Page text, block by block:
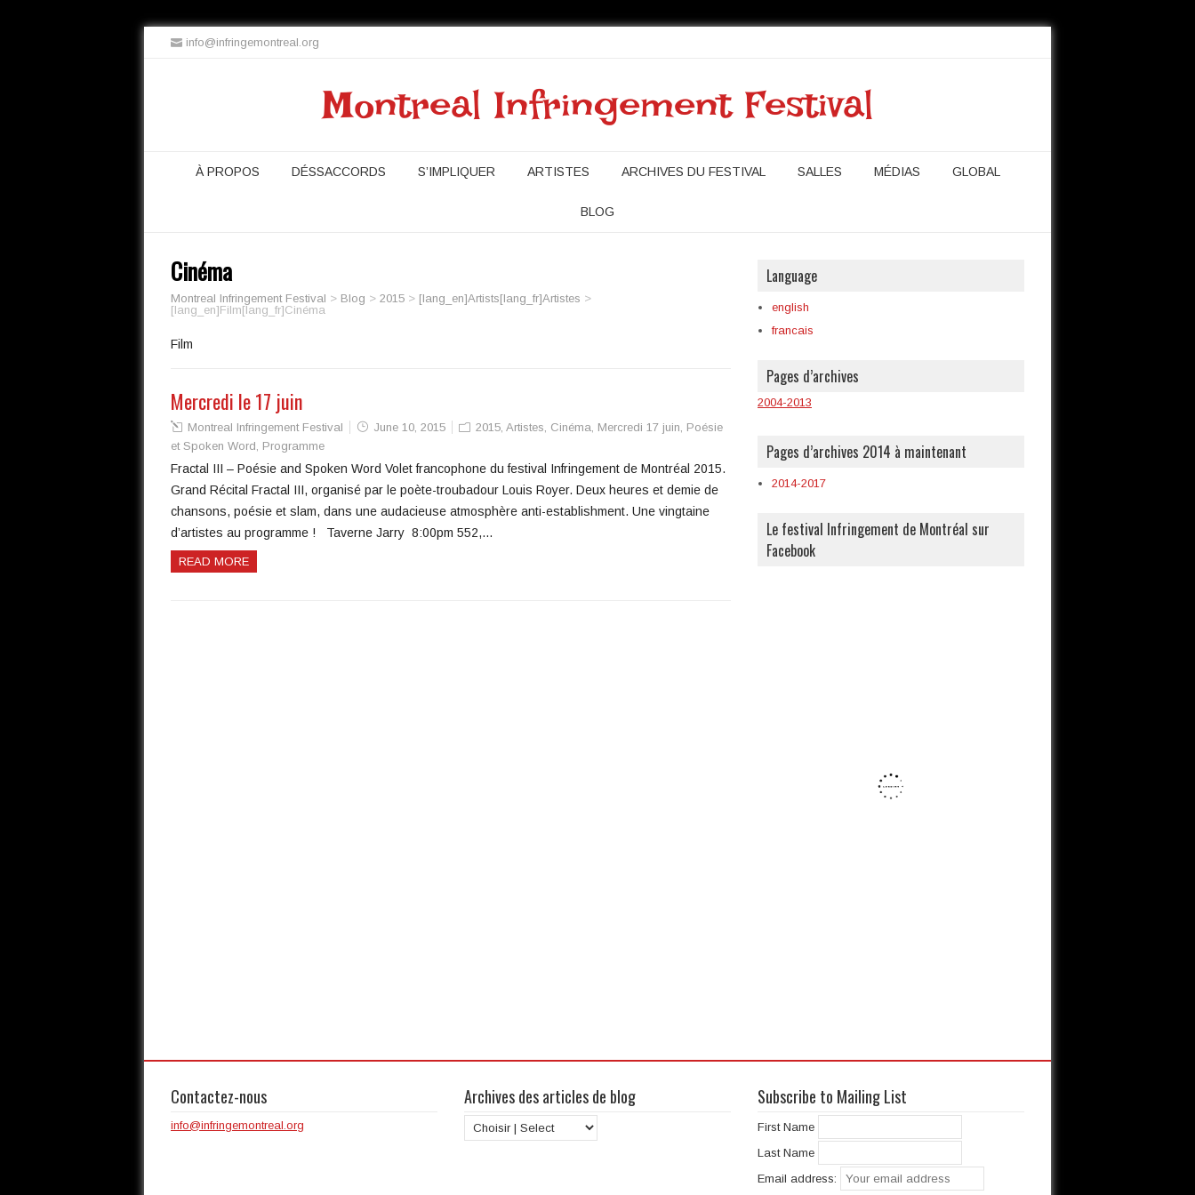
info@infringemontreal.org
Montreal Infringement Festival
À PROPOS DÉSSACCORDS S’IMPLIQUER ARTISTES ARCHIVES DU FESTIVAL SALLES MÉDIAS GLOBAL
BLOG
Cinéma
Montreal Infringement Festival > Blog > 2015 > [lang_en]Artists[lang_fr]Artistes >
[lang_en]Film[lang_fr]Cinéma
Film
Mercredi le 17 juin
Montreal Infringement Festival June 10, 2015 2015, Artistes, Cinéma, Mercredi 17 juin, Poésie
et Spoken Word, Programme
Fractal III – Poésie and Spoken Word Volet francophone du festival Infringement de Montréal 2015.
Grand Récital Fractal III, organisé par le poète-troubadour Louis Royer. Deux heures et demie de
chansons, poésie et slam, dans une audacieuse atmosphère anti-establishment. Une vingtaine
d’artistes au programme ! Taverne Jarry 8:00pm 552,…
READ MORE
Language
english
francais
Pages d’archives
2004-2013
Pages d’archives 2014 à maintenant
2014-2017
Le festival Infringement de Montréal sur
Facebook
Contactez-nous
info@infringemontreal.org
Archives des articles de blog Subscribe to Mailing List
First Name
Last Name
Email address: